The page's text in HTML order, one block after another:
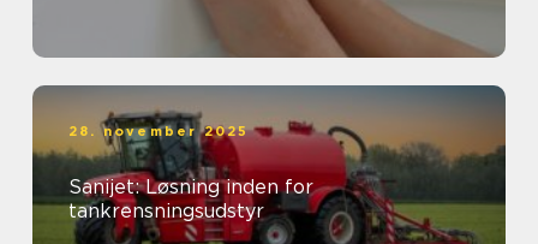
28. november 2025
Sanijet: Løsning inden for
tankrensningsudstyr